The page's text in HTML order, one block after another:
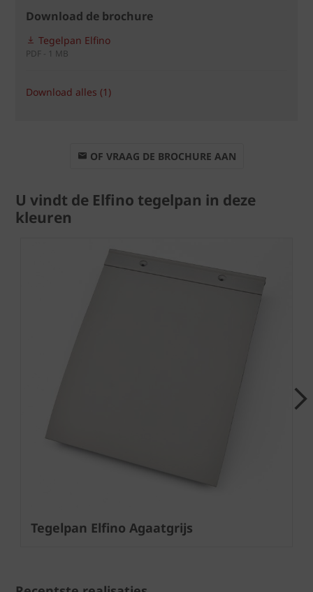
Download de brochure
Tegelpan Elfino
PDF - 1 MB
Download alles (1)
OF VRAAG DE BROCHURE AAN
U vindt de Elfino tegelpan in deze
kleuren
Tegelpan Elfino Agaatgrijs